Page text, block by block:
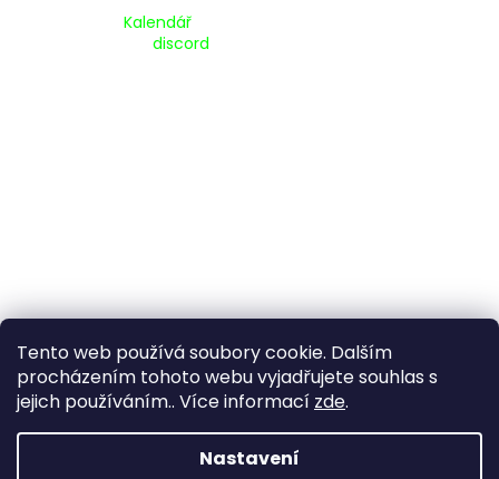
Tento web používá soubory cookie. Dalším
procházením tohoto webu vyjadřujete souhlas s
jejich používáním.. Více informací zde.
Nastavení
Kalendář
discord
Vytvořil Shoptet